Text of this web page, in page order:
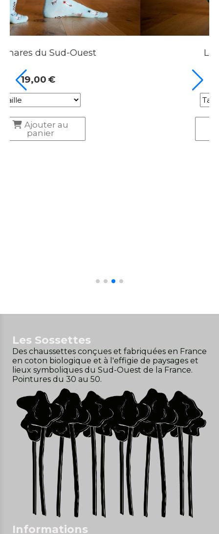
Les Cabanes tchanquées
Les Sossettes
Des chaussettes conçues et fabriquées en France
en coton biologique et à l'effigie de paysages et
lieux symboliques du Sud-Ouest de la France.
Pointures du 30 au 50.
Informations